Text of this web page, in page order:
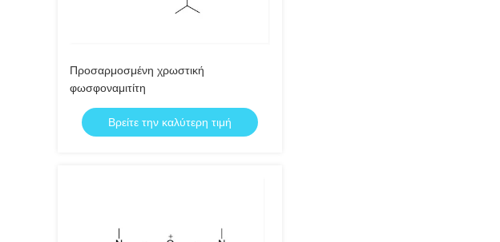
Προσαρμοσμένη χρωστική
φωσφοναμιτίτη
Βρείτε την καλύτερη τιμή